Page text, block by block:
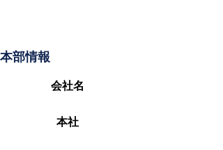
本部情報
会社名
本社